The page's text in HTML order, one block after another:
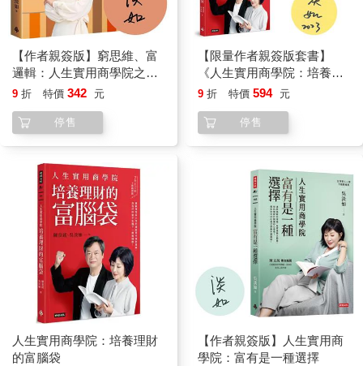
辛苦，也是因為我到底總存著某種野心，希望在故事裡藏著某種
重要元素，又希望故事的推展能夠說服最難搞的讀者──其實就是
我自己。
小說裡的人物也逐漸超出我的原始設定，變得難以掌控。這一對
性直覺；一個過冷，一個太熱；有時可愛有時可恨……沒有看彼
此順眼過，吵吵鬧鬧，爭爭奪奪，品嚐了不一樣失落，也犯上了
同樣的錯……被迫在意外發生後思考生活該如何轉變…有時勇
敢，有時懦弱……一個想太多，一個想太少，但無論如何，還是
發現，爭執的根源還是因為太在意彼此。
如果不相愛，就不會有這麼多芥蒂，比較，搶奪。
寫著寫著，我覺得我自己心裡就住著這兩種極端的人，不斷的在
爭吵著，三心二意，總是下不了定論，卻要巧妙對應外在發生的
各種事實。
不管看起來多麼強硬，內心裡都矛盾。
【作者親簽版】窮思維、富
邏輯：人生實用商學院之致
富之前先自主
9 折 特價 342 元
停售
【限量作者親簽版套書】
《人生實用商學院：培養理
財的富腦袋》＋《爸爸要再
9 折 特價 594 元
停售
人生實用商學院：培養理財
的富腦袋
【作者親簽版】人生實用商
學院：富有是一種選擇